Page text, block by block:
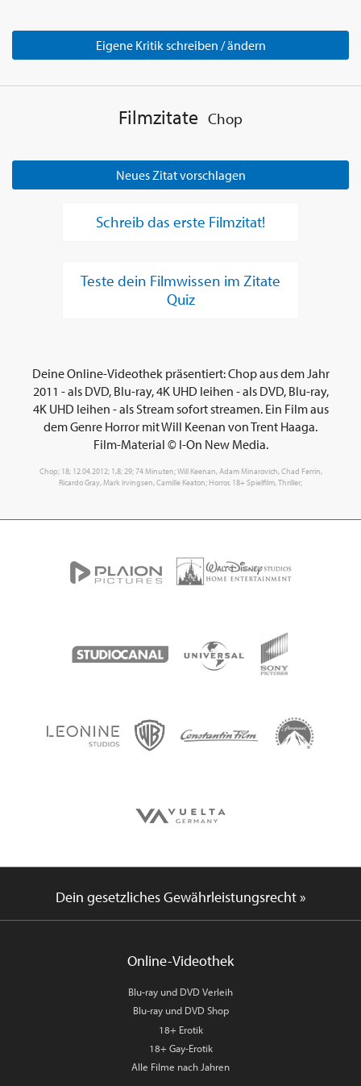
Eigene Kritik schreiben / ändern
Filmzitate Chop
Neues Zitat vorschlagen
Schreib das erste Filmzitat!
Teste dein Filmwissen im Zitate
Quiz
Deine Online-Videothek präsentiert: Chop aus dem Jahr
2011 - als DVD, Blu-ray, 4K UHD leihen - als DVD, Blu-ray,
4K UHD leihen - als Stream sofort streamen. Ein Film aus
dem Genre Horror mit Will Keenan von Trent Haaga.
Film-Material © I-On New Media.
Chop; 18; 12.04.2012; 1,8; 29; 74 Minuten; Will Keenan, Adam Minarovich, Chad Ferrin,
Ricardo Gray, Mark Irvingsen, Camille Keaton; Horror, 18+ Spielfilm, Thriller;
Dein gesetzliches Gewährleistungsrecht »
Online-Videothek
Blu-ray und DVD Verleih
Blu-ray und DVD Shop
18+ Erotik
18+ Gay-Erotik
Alle Filme nach Jahren